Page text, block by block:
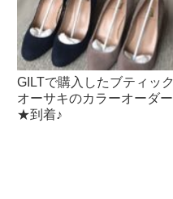
GILTで購入したブティック
オーサキのカラーオーダー
★到着♪